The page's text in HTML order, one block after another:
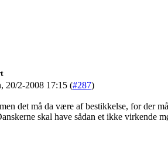
20/2-2008 17:15 (#287)
det må da være af bestikkelse, for der
skal have sådan et ikke virkende